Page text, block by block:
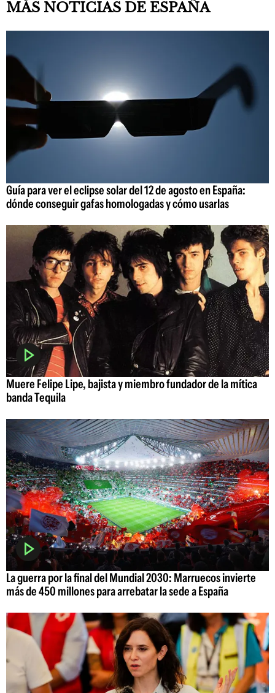
MÁS NOTICIAS DE ESPAÑA
Guía para ver el eclipse solar del 12 de agosto en España:
dónde conseguir gafas homologadas y cómo usarlas
Muere Felipe Lipe, bajista y miembro fundador de la mítica
banda Tequila
La guerra por la final del Mundial 2030: Marruecos invierte
más de 450 millones para arrebatar la sede a España